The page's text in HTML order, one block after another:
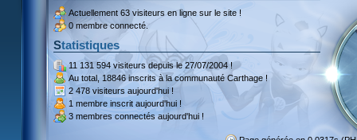
Actuellement 63 visiteurs en ligne sur le site !
0 membre connecté.
Statistiques
11 131 594 visiteursdepuis le 27/07/2004 !
Au total, 18846 inscritsà la communauté Carthage !
2 478 visiteurs aujourd'hui !
1 membre inscrit aujourd'hui !
3 membres connectés aujourd'hui !